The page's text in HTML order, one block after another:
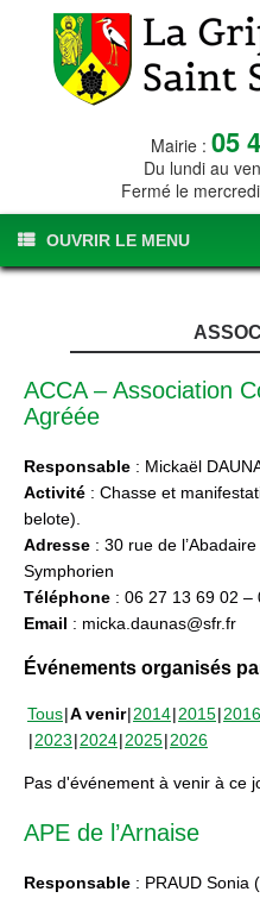
Mairie : 05
Du lundi au
Fermé le
OUVRIR LE MENU
ACCA – Association
Agréée
Responsable : Mickaël
Activité : Chasse et
belote).
Adresse : 30 rue de
Symphorien
Téléphone : 06 27 13 69 02 –
Email : micka.daunas@sfr.fr
Événements organisés
Tous A venir 2014 2015 2016
2023 2024 2025 2026
Pas d'événement à venir à ce
APE de l’Arnaise
Responsable : PRAUD Sonia